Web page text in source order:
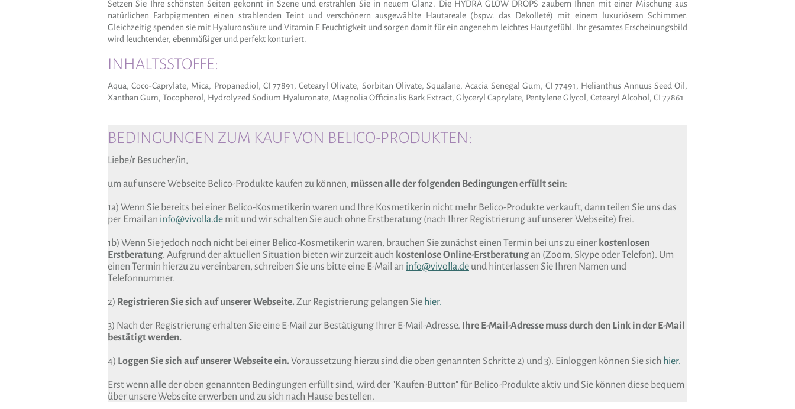
Setzen Sie Ihre schönsten Seiten gekonnt in Szene und erstrahlen Sie in neuem Glanz. Die HYDRA GLOW DROPS zaubern Ihnen mit einer Mischung aus
natürlichen Farbpigmenten einen strahlenden Teint und verschönern ausgewählte Hautareale (bspw. das Dekolleté) mit einem luxuriösem Schimmer.
Gleichzeitig spenden sie mit Hyaluronsäure und Vitamin E Feuchtigkeit und sorgen damit für ein angenehm leichtes Hautgefühl. Ihr gesamtes Erscheinungsbild
wird leuchtender, ebenmäßiger und perfekt konturiert.
INHALTSSTOFFE:
Aqua, Coco-Caprylate, Mica, Propanediol, CI 77891, Cetearyl Olivate, Sorbitan Olivate, Squalane, Acacia Senegal Gum, CI 77491, Helianthus Annuus Seed Oil,
Xanthan Gum, Tocopherol, Hydrolyzed Sodium Hyaluronate, Magnolia Officinalis Bark Extract, Glyceryl Caprylate, Pentylene Glycol, Cetearyl Alcohol, CI 77861
BEDINGUNGEN ZUM KAUF VON BELICO-PRODUKTEN:
Liebe/r Besucher/in,
um auf unsere Webseite Belico-Produkte kaufen zu können, müssen alle der folgenden Bedingungen erfüllt sein:
1a) Wenn Sie bereits bei einer Belico-Kosmetikerin waren und Ihre Kosmetikerin nicht mehr Belico-Produkte verkauft, dann teilen Sie uns das
per Email an info@vivolla.demit und wir schalten Sie auch ohne Erstberatung (nach Ihrer Registrierung auf unserer Webseite) frei.
1b) Wenn Sie jedoch noch nicht bei einer Belico-Kosmetikerin waren, brauchen Sie zunächst einen Termin bei uns zu einerkostenlosen
Erstberatung. Aufgrund der aktuellen Situation bieten wir zurzeit auch kostenlose Online-Erstberatungan (Zoom, Skype oder Telefon). Um
einen Termin hierzu zu vereinbaren, schreiben Sie uns bitte eine E-Mail an info@vivolla.deund hinterlassen Sie Ihren Namen und
Telefonnummer.
2) Registrieren Sie sich auf unserer Webseite.Zur Registrierung gelangen Siehier.
3) Nach der Registrierung erhalten Sie eine E-Mail zur Bestätigung Ihrer E-Mail-Adresse. Ihre E-Mail-Adresse muss durch den Link in der E-Mail
bestätigt werden.
4) Loggen Sie sich auf unserer Webseite ein.Voraussetzung hierzu sind die oben genannten Schritte 2) und 3). Einloggen können Sie sich hier.
Erst wennalleder oben genannten Bedingungen erfüllt sind, wird der "Kaufen-Button" für Belico-Produkte aktiv und Sie können diese bequem
über unsere Webseite erwerben und zu sich nach Hause bestellen.